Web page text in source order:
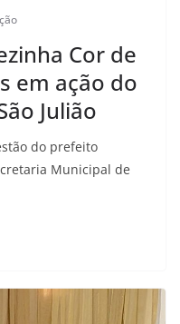
Cor de
em ação do
Julião
do prefeito
Municipal de